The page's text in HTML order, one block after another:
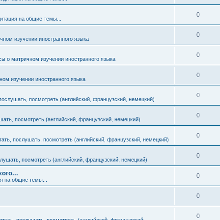
т
ы
е
т
ы
т
е
т
ы
на общие темы...
0О
т
е
т
ы
изучении иностранного языка
0О
т
е
т
ы
о матричном изучении иностранного языка
0О
т
е
т
ы
изучении иностранного языка
0О
т
е
т
ы
посмотреть (английский, французский, немецкий)
0О
т
е
т
ы
посмотреть (английский, французский, немецкий)
0О
т
е
т
ы
послушать, посмотреть (английский, французский, немецкий)
0О
т
е
т
ы
посмотреть (английский, французский, немецкий)
0О
т
е
т
на общие темы...
0О
т
е
0О
т
0О